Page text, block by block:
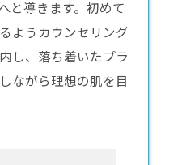
と導きます。初めて
ようカウンセリング
し、落ち着いたプラ
ながら理想の肌を目